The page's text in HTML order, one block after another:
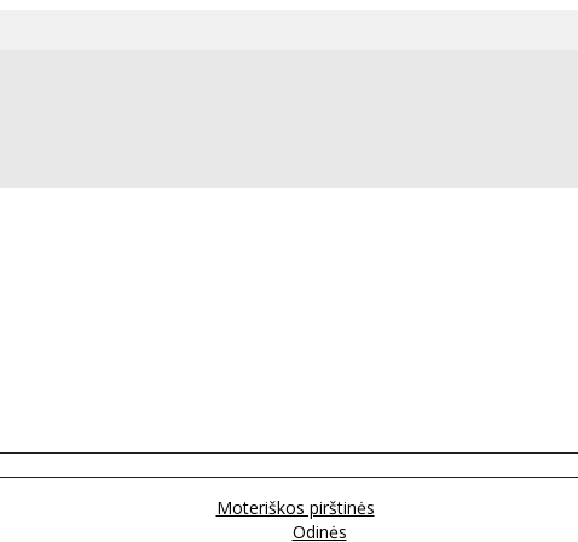
Moteriškos pirštinės
Odinės